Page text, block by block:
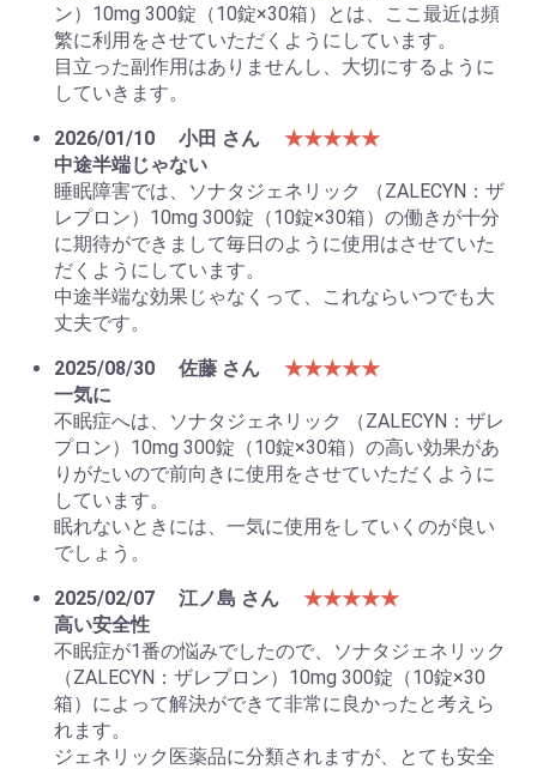
ン）10mg 300錠（10錠×30箱）とは、ここ最近は頻
繁に利用をさせていただくようにしています。
目立った副作用はありませんし、大切にするように
していきます。
2026/01/10
小田 さん
★★★★★
中途半端じゃない
睡眠障害では、ソナタジェネリック （ZALECYN：ザ
レプロン）10mg 300錠（10錠×30箱）の働きが十分
に期待ができまして毎日のように使用はさせていた
だくようにしています。
中途半端な効果じゃなくって、これならいつでも大
丈夫です。
2025/08/30
佐藤 さん
★★★★★
一気に
不眠症へは、ソナタジェネリック （ZALECYN：ザレ
プロン）10mg 300錠（10錠×30箱）の高い効果があ
りがたいので前向きに使用をさせていただくように
しています。
眠れないときには、一気に使用をしていくのが良い
でしょう。
2025/02/07
江ノ島 さん
★★★★★
高い安全性
不眠症が1番の悩みでしたので、ソナタジェネリック
（ZALECYN：ザレプロン）10mg 300錠（10錠×30
箱）によって解決ができて非常に良かったと考えら
れます。
ジェネリック医薬品に分類されますが、とても安全